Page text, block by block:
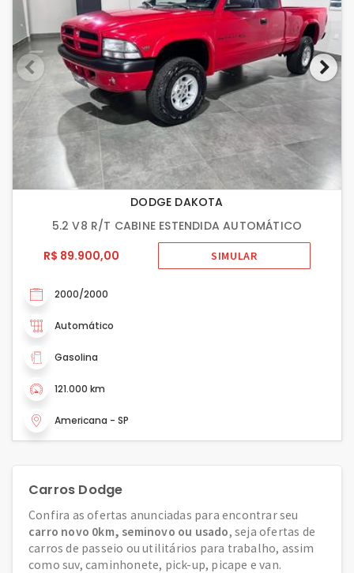
DODGE DAKOTA
5.2 V8 R/T CABINE ESTENDIDA AUTOMÁTICO
R$ 89.900,00
SIMULAR
2000/2000
Automático
Gasolina
121.000 km
Americana - SP
Carros Dodge
Confira as ofertas anunciadas para encontrar seu
carro novo 0km, seminovo ou usado, seja ofertas de
carros de passeio ou utilitários para trabalho, assim
como suv, caminhonete, pick-up, picape e van.